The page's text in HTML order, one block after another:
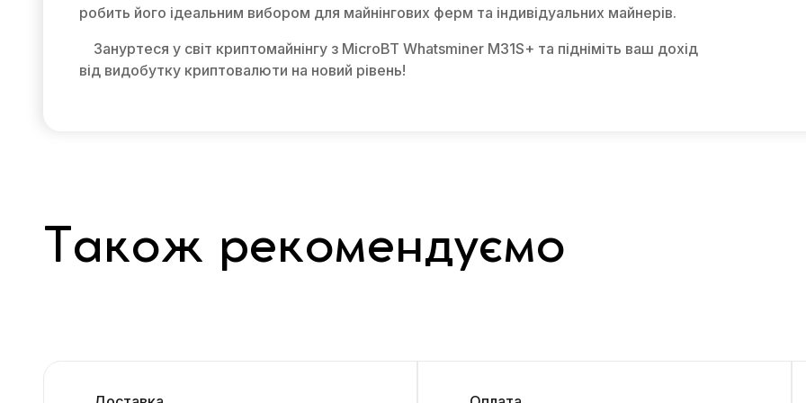
робить його ідеальним вибором для майнінгових ферм та індивідуальних майнерів.
Зануртеся у світ криптомайнінгу з MicroBT Whatsminer M31S+ та підніміть ваш дохід
від видобутку криптовалюти на новий рівень!
Також рекомендуємо